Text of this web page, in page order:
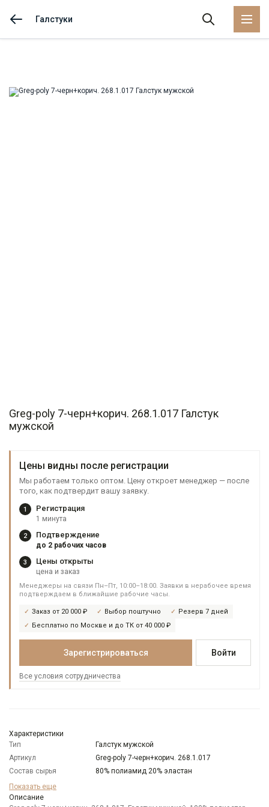
Галстуки
Greg-poly 7-черн+корич. 268.1.017 Галстук
мужской
Цены видны после регистрации
Мы работаем только оптом. Цену откроет менеджер — после
того, как подтвердит вашу заявку.
1 Регистрация
1 минута
2 Подтверждение
до 2 рабочих часов
3 Цены открыты
цена и заказ
Менеджеры на связи Пн–Пт, 10:00–18:00. Заявки в нерабочее время
подтверждаем в ближайшие рабочие часы.
Заказ от 20 000 ₽ Выбор поштучно
Резерв 7 дней
Бесплатно по Москве и до ТК от 40 000 ₽
Зарегистрироваться Войти
Все условия сотрудничества
Характеристики
Тип
Галстук мужской
Артикул
Greg-poly 7-черн+корич. 268.1.017
Состав сырья
80% полиамид 20% эластан
Цвет
Длина
Показать еще
Описание